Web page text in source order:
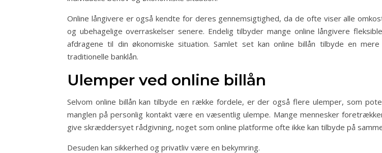
Online långivere er også kendte for deres gennemsigtighed, da de ofte viser alle
og ubehagelige overraskelser senere. Endelig tilbyder mange online långivere
afdragene til din økonomiske situation. Samlet set kan online billån tilbyde en
traditionelle banklån.
Ulemper ved online billån
Selvom online billån kan tilbyde en række fordele, er der også flere ulemper, som
manglen på personlig kontakt være en væsentlig ulempe. Mange mennesker
give skræddersyet rådgivning, noget som online platforme ofte ikke kan tilbyde på
Desuden kan sikkerhed og privatliv være en bekymring.